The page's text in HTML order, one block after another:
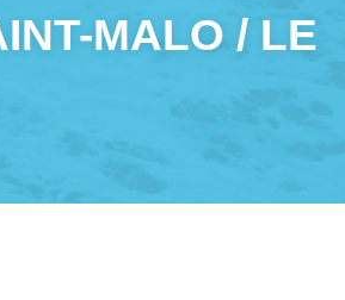
MALO / LE